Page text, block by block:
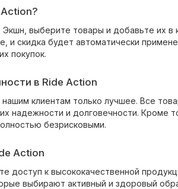
выберите товары и добавьте их в
и скидка будет автоматически
покупок.
в Ride Action
клиентам только лучшее. Все
надежности и долговечности. Кроме
безрисковыми.
Action
доступ к высококачественной
выбирают активный и здоровый